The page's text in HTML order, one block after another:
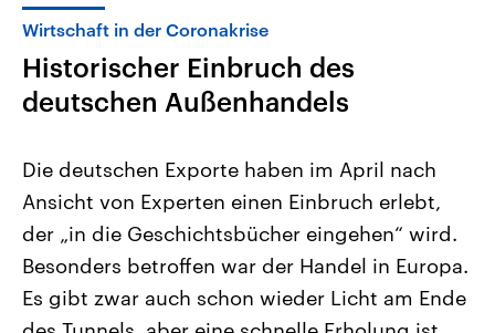
Themen
Landtagswahl Sachsen-Anhalt
2026
Alle Informationen
Sachsen-Anhalt wählt am 6.
September 2026 einen neuen
Landtag. Seit 2021 wird das
Bundesland von einer Koalition aus
USA
Aktuelle Beiträge,
Hintergründe
Wirtschaftlich und
gehören die Vereinigten
den mächtigsten Ländern
mit großem Einfluss auf
Wirtschaft in der Coronakrise
Historischer Einbruch des
deutschen Außenhandels
Die deutschen Exporte haben im April nach
Ansicht von Experten einen Einbruch erlebt,
der „in die Geschichtsbücher eingehen“ wird.
Besonders betroffen war der Handel in Europa.
Es gibt zwar auch schon wieder Licht am Ende